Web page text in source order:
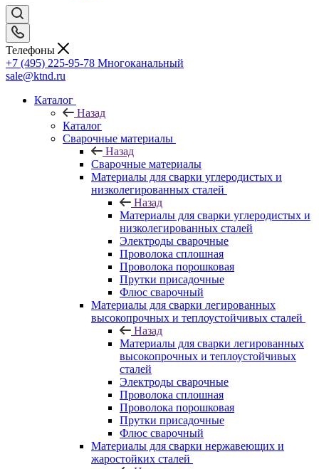
Телефоны
+7 (495) 225-95-78 Многоканальный
sale@ktnd.ru
Каталог
Назад
Каталог
Сварочные материалы
Назад
Сварочные материалы
Материалы для сварки углеродистых и
низколегированных сталей
Назад
Материалы для сварки углеродистых и
низколегированных сталей
Электроды сварочные
Проволока сплошная
Проволока порошковая
Прутки присадочные
Флюс сварочный
Материалы для сварки легированных
высокопрочных и теплоустойчивых сталей
Назад
Материалы для сварки легированных
высокопрочных и теплоустойчивых
сталей
Электроды сварочные
Проволока сплошная
Проволока порошковая
Прутки присадочные
Флюс сварочный
Материалы для сварки нержавеющих и
жаростойких сталей